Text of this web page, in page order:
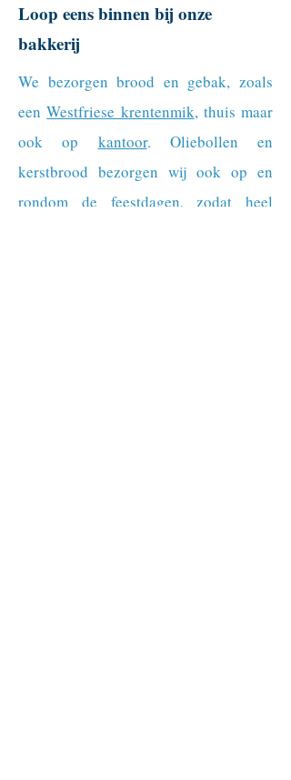
Loop eens binnen bij onze
bakkerij
We bezorgen brood en gebak, zoals
eenWestfriese krentenmik, thuis maar
ook op kantoor. Oliebollen en
kerstbrood bezorgen wij ook op en
rondom de feestdagen, zodat heel